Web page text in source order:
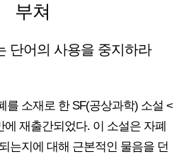
부쳐
단어의 사용을 중지하라
를 소재로 한 SF(공상과학) 소설 <
에 재출간되었다. 이 소설은 자폐
는지에 대해 근본적인 물음을 던